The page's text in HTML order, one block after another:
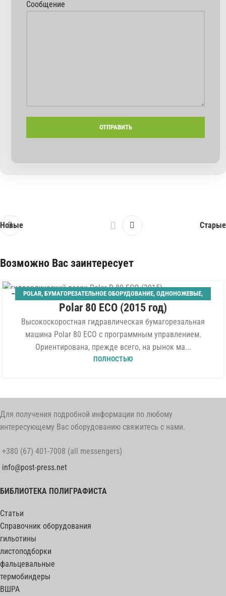
Сообщение
Новые Старые
Возможно Вас заинтересует
06 POLAR, БУМАГОРЕЗАТЕЛЬНОЕ ОБОРУДОВАНИЕ, ОДНОНОЖЕВЫЕ,
ШИРИНА 800 ММ
Polar 80 ECO (2015 год)
Высокоскоростная гидравлическая бумагорезальная
машина Polar 80 ECO с программным управлением.
Ориентирована, прежде всего, на рынок ма...
ПОЛНОСТЬЮ
Для получения подробной информации по любому
интересующему Вас оборудованию свяжитесь с нами.
+380 (67) 401-7008 (all messengers)
info@post-press.net
БИБЛИОТЕКА ПОЛИГРАФИСТА
Статьи
Справочник оборудования
гильотины
листоподборки
фальцевальные
термобиндеры
ВШРА